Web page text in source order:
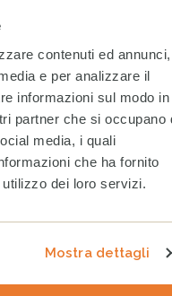
contenuti ed annunci,
e per analizzare il
informazioni sul modo in
partner che si occupano
media, i quali
che ha fornito
dei loro servizi.
Mostra dettagli
abbandono: i
sopravvivono
di diritti negati, abusi
a vite prive
schiacciate
redditi con il
95008730160